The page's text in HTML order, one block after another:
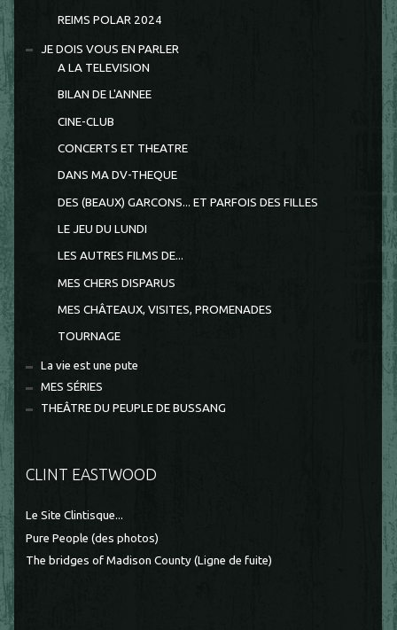
REIMS POLAR 2024
JE DOIS VOUS EN PARLER
A LA TELEVISION
BILAN DE L'ANNEE
CINE-CLUB
CONCERTS ET THEATRE
DANS MA DV-THEQUE
DES (BEAUX) GARCONS... ET PARFOIS DES FILLES
LE JEU DU LUNDI
LES AUTRES FILMS DE...
MES CHERS DISPARUS
MES CHÂTEAUX, VISITES, PROMENADES
TOURNAGE
La vie est une pute
MES SÉRIES
THEÂTRE DU PEUPLE DE BUSSANG
CLINT EASTWOOD
Le Site Clintisque...
Pure People (des photos)
The bridges of Madison County (Ligne de fuite)